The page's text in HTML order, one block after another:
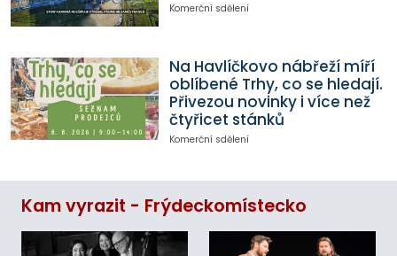
Komerční sdělení
Na Havlíčkovo nábřeží míří
oblíbené Trhy, co se hledají.
Přivezou novinky i více než
čtyřicet stánků
Komerční sdělení
Kam vyrazit - Frýdeckomístecko